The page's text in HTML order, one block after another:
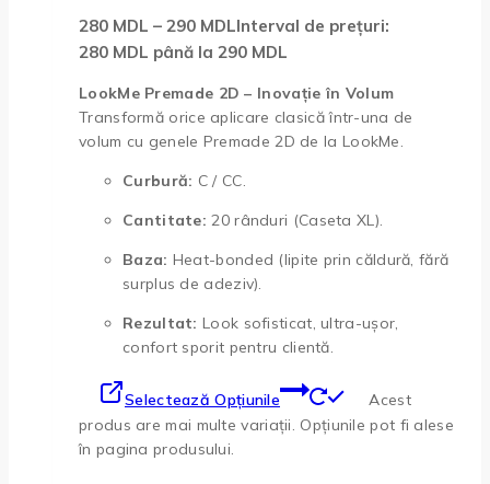
280 MDL – 290 MDLInterval de prețuri:
280 MDL până la 290 MDL
LookMe Premade 2D – Inovație în Volum
Transformă orice aplicare clasică într-una de
volum cu genele Premade 2D de la LookMe.
Curbură: C / CC.
Cantitate: 20 rânduri (Caseta XL).
Baza: Heat-bonded (lipite prin căldură, fără
surplus de adeziv).
Rezultat: Look sofisticat, ultra-ușor,
confort sporit pentru clientă.
Selectează Opțiunile
Acest
produs are mai multe variații. Opțiunile pot fi alese
în pagina produsului.